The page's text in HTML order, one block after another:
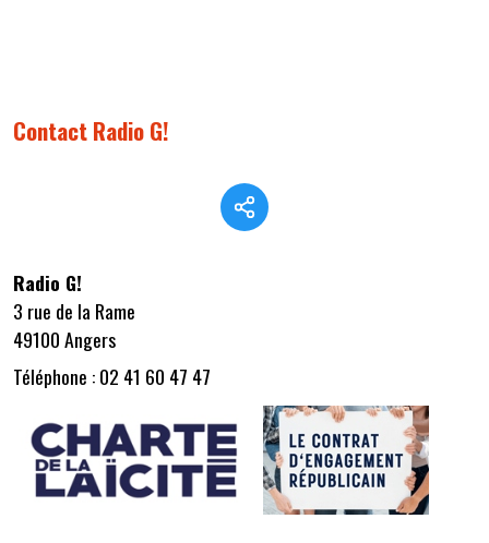
Contact Radio G!
Radio G!
3 rue de la Rame
49100 Angers
Téléphone : 02 41 60 47 47